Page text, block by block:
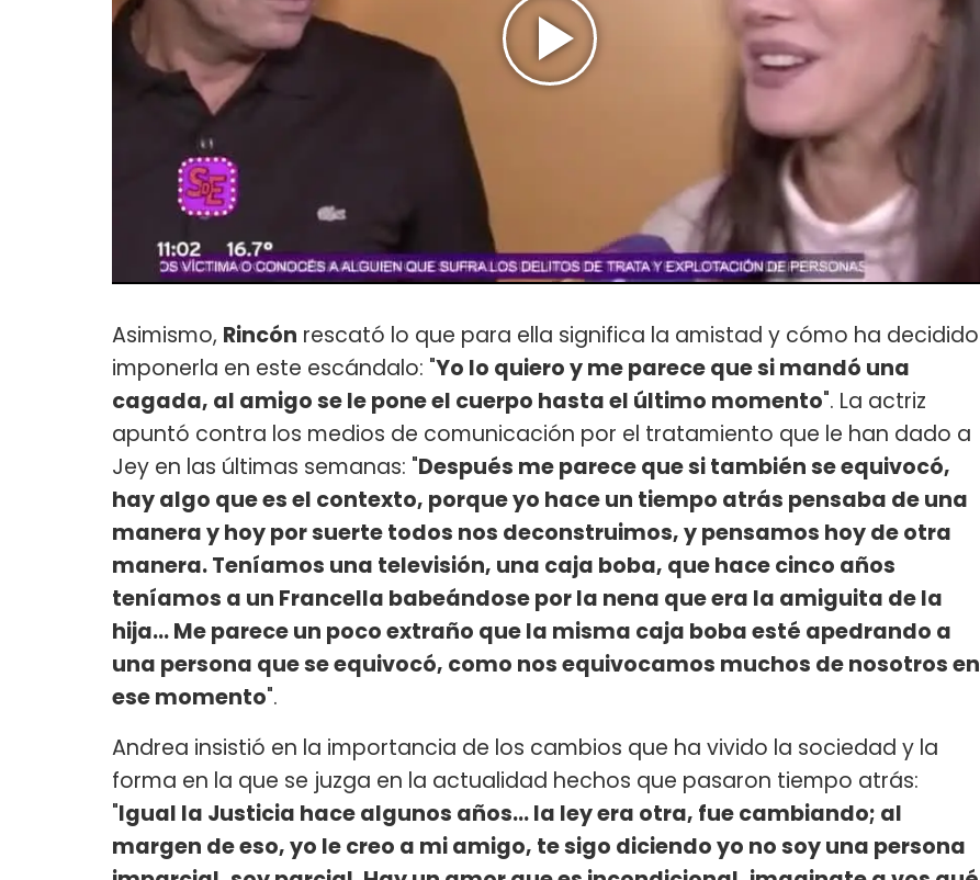
Asimismo, Rincón rescató lo que para ella significa la amistad y cómo ha decidido
imponerla en este escándalo: "Yo lo quiero y me parece que si mandó una
cagada, al amigo se le pone el cuerpo hasta el último momento". La actriz
apuntó contra los medios de comunicación por el tratamiento que le han dado a
Jey en las últimas semanas: "Después me parece que si también se equivocó,
hay algo que es el contexto, porque yo hace un tiempo atrás pensaba de una
manera y hoy por suerte todos nos deconstruimos, y pensamos hoy de otra
manera. Teníamos una televisión, una caja boba, que hace cinco años
teníamos a un Francella babeándose por la nena que era la amiguita de la
hija... Me parece un poco extraño que la misma caja boba esté apedrando a
una persona que se equivocó, como nos equivocamos muchos de nosotros en
ese momento".
Andrea insistió en la importancia de los cambios que ha vivido la sociedad y la
forma en la que se juzga en la actualidad hechos que pasaron tiempo atrás:
"Igual la Justicia hace algunos años... la ley era otra, fue cambiando; al
margen de eso, yo le creo a mi amigo, te sigo diciendo yo no soy una persona